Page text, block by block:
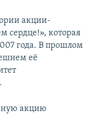
акции-
сердце!», которая
года. В прошлом
её
акцию